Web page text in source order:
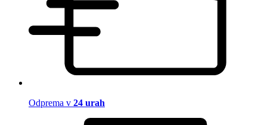
Odprema v 24 urah